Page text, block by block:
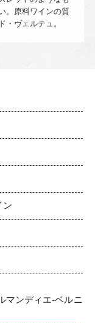
。原料ワインの質
・ヴェルテュ。
ン
マンディエ‐ベルニ